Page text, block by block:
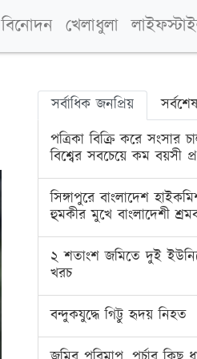
বিনোদন খেলাধুলা
সর্বাধিক জনপ্রিয়
সর্বশেষ
পত্রিকা বিক্রি করে সংসার
বিশ্বের সবচেয়ে কম বয়সী
সিঙ্গাপুরে বাংলাদেশ
হুমকীর মুখে বাংলাদেশী
২ শতাংশ জমিতে দুই
খরচ
বন্দুকযুদ্ধে গিট্টু হৃদয় নিহত